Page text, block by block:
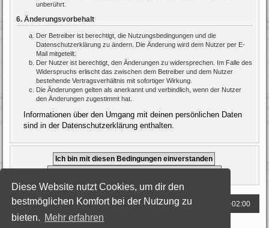
Diese Website nutzt Cookies, um dir den
bestmöglichen Komfort bei der Nutzung zu
bieten. Mehr erfahren
unberührt.
6. Änderungsvorbehalt
Der Betreiber ist berechtigt, die Nutzungsbedingungen und die
Datenschutzerklärung zu ändern. Die Änderung wird dem Nutzer per E-
Mail mitgeteilt.
Der Nutzer ist berechtigt, den Änderungen zu widersprechen. Im Falle des
Widerspruchs erlischt das zwischen dem Betreiber und dem Nutzer
bestehende Vertragsverhältnis mit sofortiger Wirkung.
Die Änderungen gelten als anerkannt und verbindlich, wenn der Nutzer
den Änderungen zugestimmt hat.
Informationen über den Umgang mit deinen persönlichen Daten
sind in der Datenschutzerklärung enthalten.
Foren-Übersicht Alle Zeiten sind UTC+02:00
Powered byphpBB® Forum Software © phpBB Limited